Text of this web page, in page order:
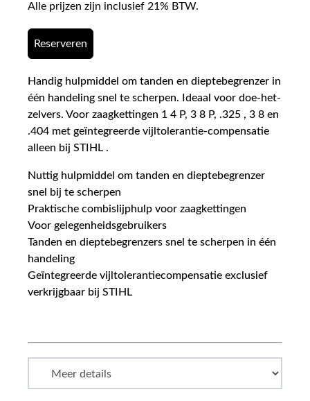
Alle prijzen zijn inclusief 21% BTW.
Reserveren
Handig hulpmiddel om tanden en dieptebegrenzer in
één handeling snel te scherpen. Ideaal voor doe-het-
zelvers. Voor zaagkettingen 1 4 P, 3 8 P, .325 , 3 8 en
.404 met geïntegreerde vijltolerantie-compensatie
alleen bij STIHL .
Nuttig hulpmiddel om tanden en dieptebegrenzer
snel bij te scherpen
Praktische combislijphulp voor zaagkettingen
Voor gelegenheidsgebruikers
Tanden en dieptebegrenzers snel te scherpen in één
handeling
Geïntegreerde vijltolerantiecompensatie exclusief
verkrijgbaar bij STIHL